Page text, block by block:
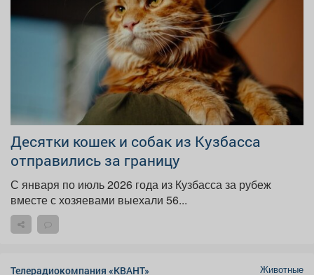
Десятки кошек и собак из Кузбасса
отправились за границу
С января по июль 2026 года из Кузбасса за рубеж
вместе с хозяевами выехали 56...
Телерадиокомпания «КВАНТ»
Животные